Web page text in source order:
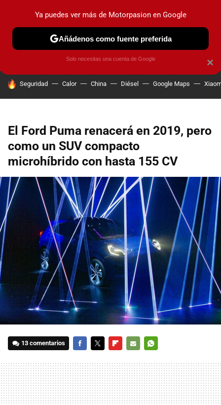
PRUEBAS COCHES ELÉCTRICOS OBSERVATORIO
HOY SE HABLA DE
Seguridad Calor China Diésel Google Maps
El Ford Puma renacerá en 2019, pero
como un SUV compacto
microhíbrido con hasta 155 CV
13 comentarios
MAIL
×
Ya puedes ver más de Motorpasion en Google
Añádenos como fuente preferida
Solo necesitas una cuenta de Google